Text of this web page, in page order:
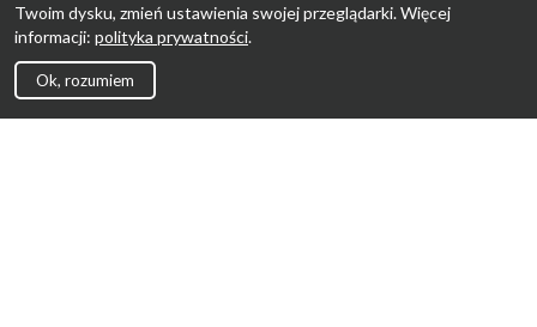
Twoim dysku, zmień ustawienia swojej przeglądarki. Więcej
informacji: polityka prywatności.
Ok, rozumiem